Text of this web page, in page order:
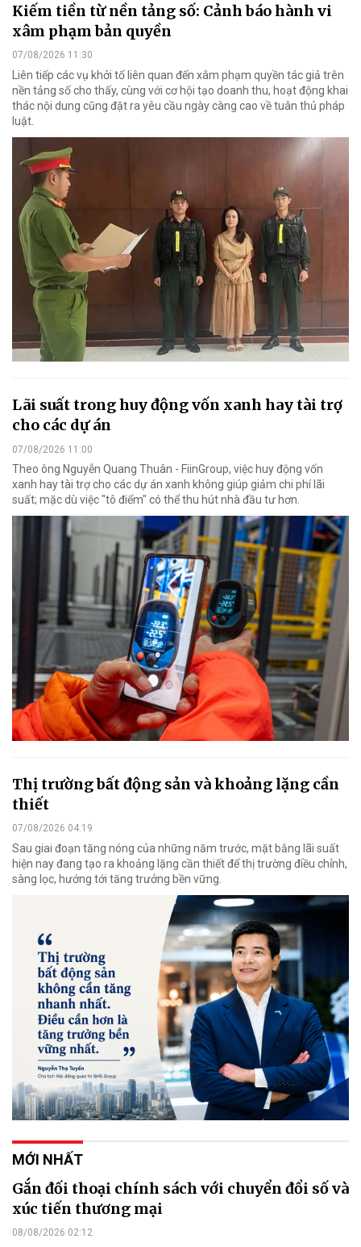
Kiếm tiền từ nền tảng số: Cảnh báo hành vi
xâm phạm bản quyền
07/08/2026 11:30
Liên tiếp các vụ khởi tố liên quan đến xâm phạm quyền tác giả trên
nền tảng số cho thấy, cùng với cơ hội tạo doanh thu, hoạt động khai
thác nội dung cũng đặt ra yêu cầu ngày càng cao về tuân thủ pháp
luật.
Lãi suất trong huy động vốn xanh hay tài trợ
cho các dự án
07/08/2026 11:00
Theo ông Nguyễn Quang Thuân - FiinGroup, việc huy động vốn
xanh hay tài trợ cho các dự án xanh không giúp giảm chi phí lãi
suất; mặc dù việc "tô điểm" có thể thu hút nhà đầu tư hơn.
Thị trường bất động sản và khoảng lặng cần
thiết
07/08/2026 04:19
Sau giai đoạn tăng nóng của những năm trước, mặt bằng lãi suất
hiện nay đang tạo ra khoảng lặng cần thiết để thị trường điều chỉnh,
sàng lọc, hướng tới tăng trưởng bền vững.
MỚI NHẤT
Gắn đối thoại chính sách với chuyển đổi số và
xúc tiến thương mại
08/08/2026 02:12